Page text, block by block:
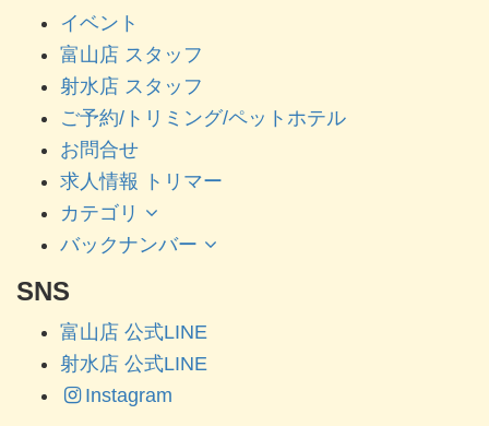
イベント
富山店 スタッフ
射水店 スタッフ
ご予約/トリミング/ペットホテル
お問合せ
求人情報 トリマー
カテゴリ
バックナンバー
SNS
富山店 公式LINE
射水店 公式LINE
Instagram